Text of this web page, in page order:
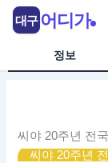
정보
씨야 20주년 전
씨야 20주년
대구 어디가